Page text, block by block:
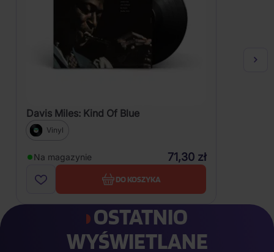
Davis Miles: Kind Of Blue
Vinyl
Na magazynie 71,30 zł
DO KOSZYKA
OSTATNIO
WYŚWIETLANE